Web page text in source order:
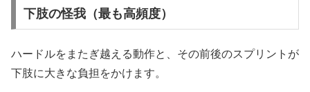
下肢の怪我（最も高頻度）
ハードルをまたぎ越える動作と、その前後のスプリントが
下肢に大きな負担をかけます。